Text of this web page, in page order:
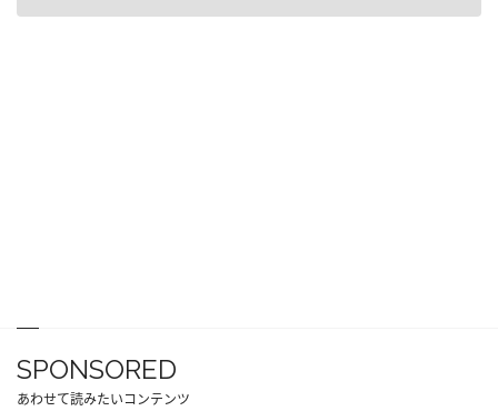
SPONSORED
あわせて読みたいコンテンツ